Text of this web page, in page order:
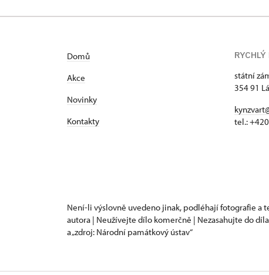
Domů
Akce
Novinky
Kontakty
státní
354 91
tel.:
Není-li výslovně uvedeno jinak, podléhají fotografie a
autora | Neužívejte dílo komerčně | Nezasahujte do
a „zdroj: Národní památkový ústav“